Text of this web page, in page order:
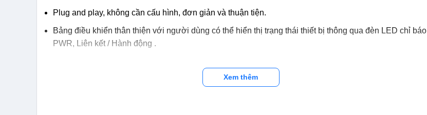
Plug and play, không cần cấu hình, đơn giản và thuận tiện.
Bảng điều khiển thân thiện với người dùng có thể hiển thị trạng thái thiết bị thông qua đèn LED chỉ báo
PWR, Liên kết / Hành động .
Xem thêm